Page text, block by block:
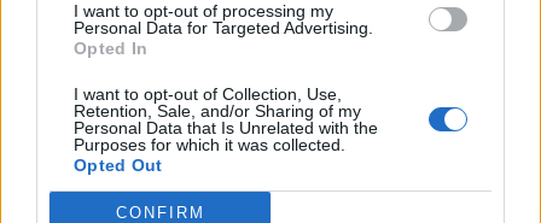
I want to opt-out of processing my
Personal Data for Targeted Advertising.
Opted In
I want to opt-out of Collection, Use,
Retention, Sale, and/or Sharing of my
Personal Data that Is Unrelated with the
Purposes for which it was collected.
Opted Out
CONFIRM